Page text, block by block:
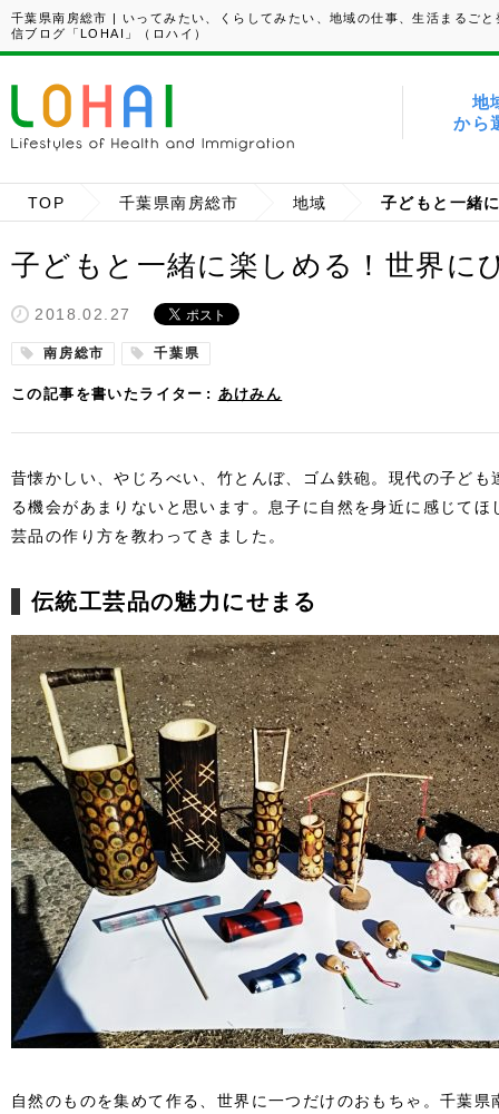
千葉県南房総市 | いってみたい、くらしてみたい、地域の仕事、生活まるごと
信ブログ「LOHAI」（ロハイ）
地
から
TOP 千葉県南房総市 地域
子どもと一緒に楽しめる！世界に
2018.02.27
南房総市 千葉県
この記事を書いたライター あけみん
昔懐かしい、やじろべい、竹とんぼ、ゴム鉄砲。現代の子ど
る機会があまりないと思います。息子に自然を身近に感じて
芸品の作り方を教わってきました。
伝統工芸品の魅力にせまる
自然のものを集めて作る、世界に一つだけのおもちゃ。千葉